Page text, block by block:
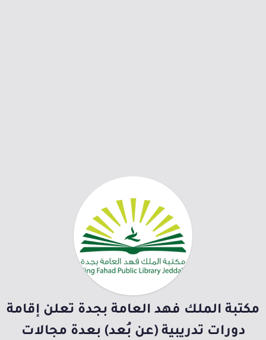
مكتبة الملك فهد العامة بجدة تعلن إقامة
دورات تدريبية (عن بُعد) بعدة مجالات